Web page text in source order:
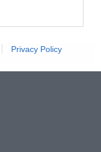
Privacy Policy
mRNA κατά